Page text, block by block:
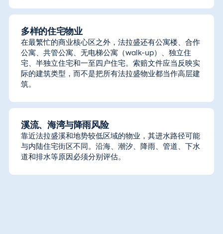
多样的住宅物业
在最繁忙的商业核心区之外，法拉盛还有公寓楼、合作
公寓、共管公寓、无电梯公寓（walk-up）、独立住
宅、半独立住宅和一至四户住宅。索赔文件应当反映实
际的建筑类型，而不是把所有法拉盛物业都当作高层建
筑。
溪流、海湾与降雨风险
靠近法拉盛溪和地势较低区域的物业，其进水路径可能
与内陆住宅街区不同。沿海、潮汐、降雨、管道、下水
道和排水等原因必须分别评估。